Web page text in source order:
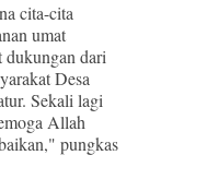
cita-cita
umat
dari
Desa
Sekali lagi
Allah
pungkas